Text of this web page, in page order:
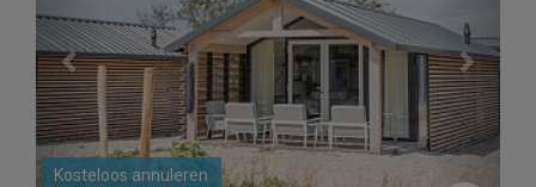
Kosteloos annuleren